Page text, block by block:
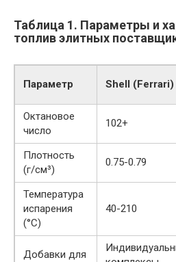
Таблица 1. Параметры и
топлив элитных
Параметр Shell (Ferrari)
Октановое
число
102+
Плотность
(г/см³)
0.75-0.79
Температура
испарения
(°C)
40-210
Добавки для